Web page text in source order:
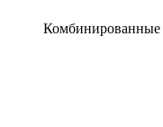
Комбинированные